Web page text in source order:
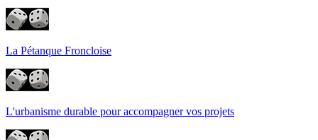
La Pétanque Froncloise
L'urbanisme durable pour accompagner vos projets